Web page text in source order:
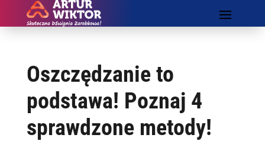
Oszczędzanie to
podstawa! Poznaj 4
sprawdzone metody!